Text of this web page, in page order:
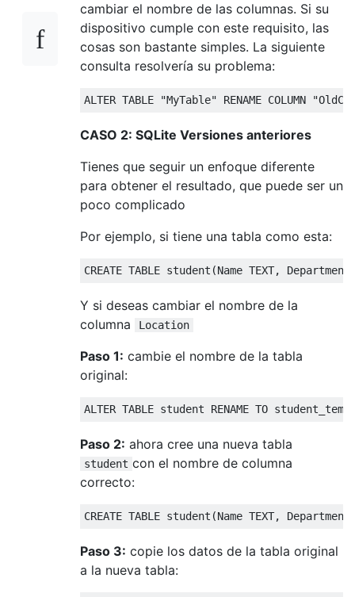
cambiar el nombre de las columnas. Si su
dispositivo cumple con este requisito, las
cosas son bastante simples. La siguiente
consulta resolvería su problema:
ALTER TABLE "MyTable" RENAME COLUMN
CASO 2: SQLite Versiones anteriores
Tienes que seguir un enfoque diferente
para obtener el resultado, que puede ser un
poco complicado
Por ejemplo, si tiene una tabla como esta:
CREATE TABLE student (Name TEXT, Department
Y si deseas cambiar el nombre de la
columna
Location
Paso 1: cambie el nombre de la tabla
original:
ALTER TABLE student RENAME TO student_temp
Paso 2: ahora cree una nueva tabla
student con el nombre de columna
correcto:
CREATE TABLE student (Name TEXT, Department
Paso 3: copie los datos de la tabla original
a la nueva tabla: